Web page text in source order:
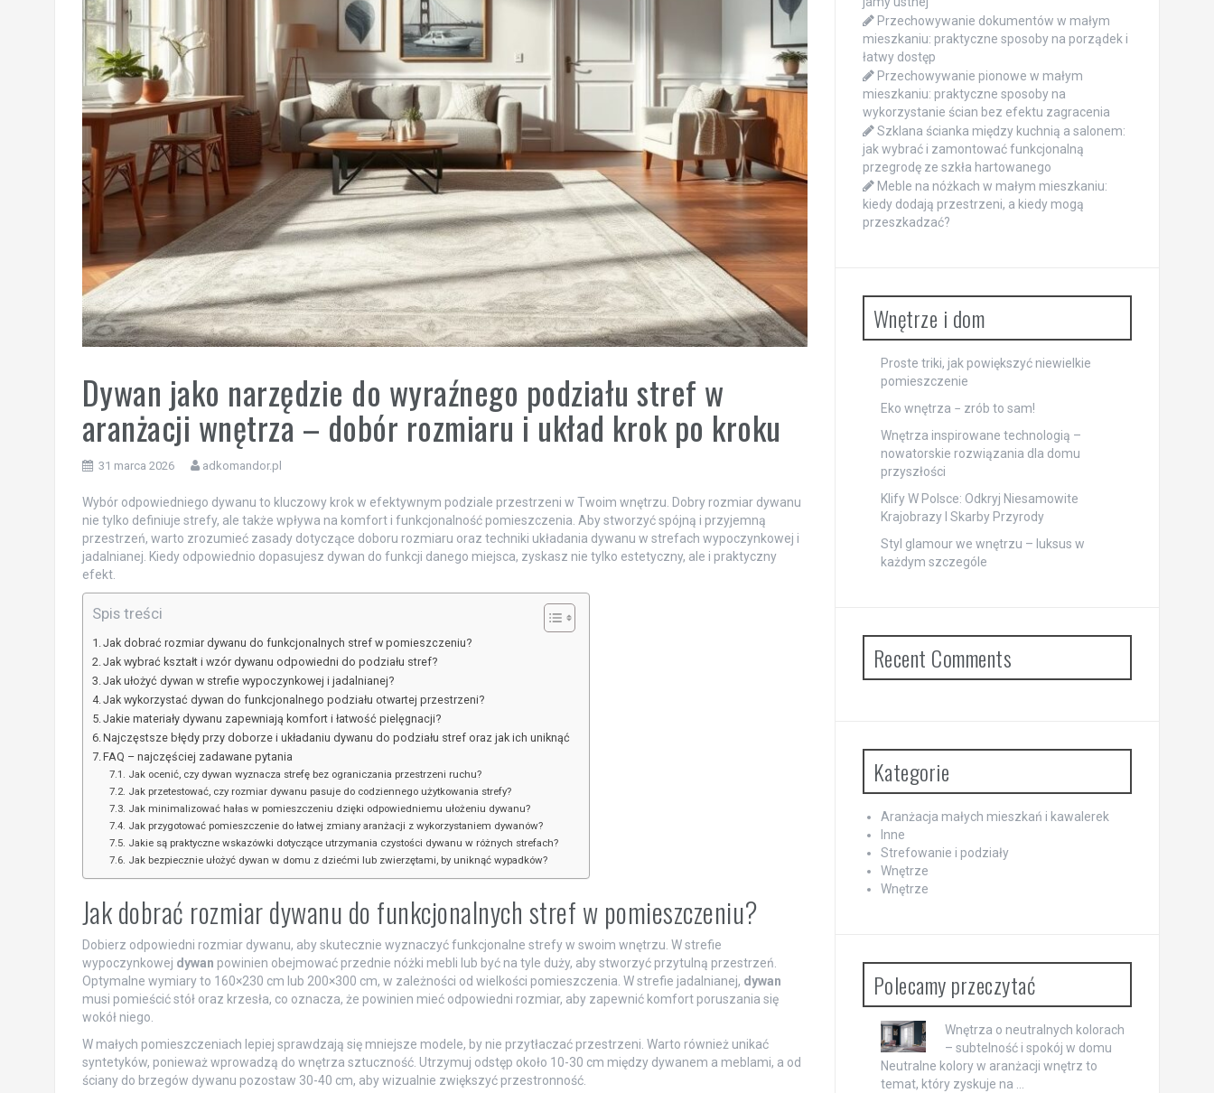
Dywan jako narzędzie do wyraźnego podziału stref w
aranżacji wnętrza – dobór rozmiaru i układ krok po kroku
31 marca 2026 adkomandor.pl
Wybór odpowiedniego dywanu to kluczowy krok w efektywnym podziale przestrzeni w Twoim wnętrzu. Dobry rozmiar dywanu
nie tylko definiuje strefy, ale także wpływa na komfort i funkcjonalność pomieszczenia. Aby stworzyć spójną i przyjemną
przestrzeń, warto zrozumieć zasady dotyczące doboru rozmiaru oraz techniki układania dywanu w strefach wypoczynkowej i
jadalnianej. Kiedy odpowiednio dopasujesz dywan do funkcji danego miejsca, zyskasz nie tylko estetyczny, ale i praktyczny
efekt.
Spis treści
Jak dobrać rozmiar dywanu do funkcjonalnych stref w pomieszczeniu?
Jak wybrać kształt i wzór dywanu odpowiedni do podziału stref?
Jak ułożyć dywan w strefie wypoczynkowej i jadalnianej?
Jak wykorzystać dywan do funkcjonalnego podziału otwartej przestrzeni?
Jakie materiały dywanu zapewniają komfort i łatwość pielęgnacji?
Najczęstsze błędy przy doborze i układaniu dywanu do podziału stref oraz jak ich uniknąć
FAQ – najczęściej zadawane pytania
Jak ocenić, czy dywan wyznacza strefę bez ograniczania przestrzeni ruchu?
Jak przetestować, czy rozmiar dywanu pasuje do codziennego użytkowania strefy?
Jak minimalizować hałas w pomieszczeniu dzięki odpowiedniemu ułożeniu dywanu?
Jak przygotować pomieszczenie do łatwej zmiany aranżacji z wykorzystaniem dywanów?
Jakie są praktyczne wskazówki dotyczące utrzymania czystości dywanu w różnych strefach?
Jak bezpiecznie ułożyć dywan w domu z dziećmi lub zwierzętami, by uniknąć wypadków?
Jak dobrać rozmiar dywanu do funkcjonalnych stref w pomieszczeniu?
Dobierz odpowiedni rozmiar dywanu, aby skutecznie wyznaczyć funkcjonalne strefy w swoim wnętrzu. W strefie
wypoczynkowej dywan powinien obejmować przednie nóżki mebli lub być na tyle duży, aby stworzyć przytulną przestrzeń.
Optymalne wymiary to 160×230 cm lub 200×300 cm, w zależności od wielkości pomieszczenia. W strefie jadalnianej, dywan
musi pomieścić stół oraz krzesła, co oznacza, że powinien mieć odpowiedni rozmiar, aby zapewnić komfort poruszania się
wokół niego.
W małych pomieszczeniach lepiej sprawdzają się mniejsze modele, by nie przytłaczać przestrzeni. Warto również unikać
syntetyków, ponieważ wprowadzą do wnętrza sztuczność. Utrzymuj odstęp około 10-30 cm między dywanem a meblami, a od
ściany do brzegów dywanu pozostaw 30-40 cm, aby wizualnie zwiększyć przestronność.
Przechowywanie dokumentów w małym
mieszkaniu: praktyczne sposoby na porządek i
łatwy dostęp
Przechowywanie pionowe w małym
mieszkaniu: praktyczne sposoby na
wykorzystanie ścian bez efektu zagracenia
Szklana ścianka między kuchnią a salonem:
jak wybrać i zamontować funkcjonalną
przegrodę ze szkła hartowanego
Meble na nóżkach w małym mieszkaniu:
kiedy dodają przestrzeni, a kiedy mogą
przeszkadzać?
Wnętrze i dom
Proste triki, jak powiększyć niewielkie
pomieszczenie
Eko wnętrza − zrób to sam!
Wnętrza inspirowane technologią –
nowatorskie rozwiązania dla domu
przyszłości
Klify W Polsce: Odkryj Niesamowite
Krajobrazy I Skarby Przyrody
Styl glamour we wnętrzu – luksus w
każdym szczególe
Recent Comments
Kategorie
Aranżacja małych mieszkań i kawalerek
Inne
Strefowanie i podziały
Wnętrze
Wnętrze
Polecamy przeczytać
Wnętrza o neutralnych kolorach
– subtelność i spokój w domu
Neutralne kolory w aranżacji wnętrz to
temat, który zyskuje na …